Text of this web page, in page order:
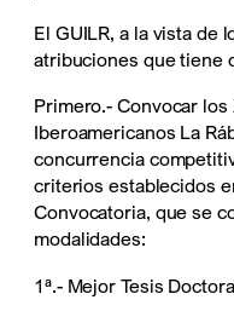
El GUILR, a la vista de
atribuciones que tiene
Primero.- Convocar
Iberoamericanos La
concurrencia
criterios establecidos
Convocatoria, que se
modalidades:
1ª.- Mejor Tesis